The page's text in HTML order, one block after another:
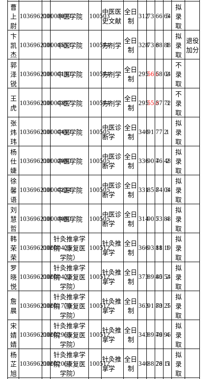
曹
上
尉
103696210003079
001 中医学院 100503
中医医
史文献
全日
制
31273 66.64
5
拟
录
取
卞
凯
杰
103696210001553
001 中医学院 100504方剂学
全日
制
32873.868.88
1
拟
录
取
退役
加分
郭
泽
锐
103696210000130
001 中医学院 100504方剂学
全日
制
29556.658.04
2
不
录
取
王
虎
103696210000397
001 中医学院 100504方剂学
全日
制
29555.857.72
3
不
录
取
张
炜
玮
103696210000419
001 中医学院 100505
中医诊
断学
全日
制
34091 77.21
拟
录
取
杨
仕
婕
103696210002980
001 中医学院 100505
中医诊
断学
全日
制
33690.476.48
2
拟
录
取
徐
馨
语
103696210000224
001 中医学院 100505
中医诊
断学
全日
制
33185.874.04
3
拟
录
取
刘
慧
哲
103696210003080
001 中医学院 100505
中医诊
断学
全日
制
31490.573.88
4
拟
录
取
韩
荣
荣
103696210000425
002
针灸推拿学
院（康复医
学院）
100512
针灸推
拿学
全日
制
36693.1881.19
1
拟
录
取
罗
晓
悦
103696210000422
002
针灸推拿学
院（康复医
学院）
100512
针灸推
拿学
全日
制
37389.4580.54
2
拟
录
取
詹
晨
103696210001770
002
针灸推拿学
院（康复医
学院）
100512
针灸推
拿学
全日
制
36391.7380.25
3
拟
录
取
宋
婧
婧
103696210002965
002
针灸推拿学
院（康复医
学院）
100512
针灸推
拿学
全日
制
34389.4976.96
4
拟
录
取
杨
芷
旭
103696210002064
002
针灸推拿学
院（康复医
学院）
100512
针灸推
拿学
全日
制
34088.2876.11
5
拟
录
取